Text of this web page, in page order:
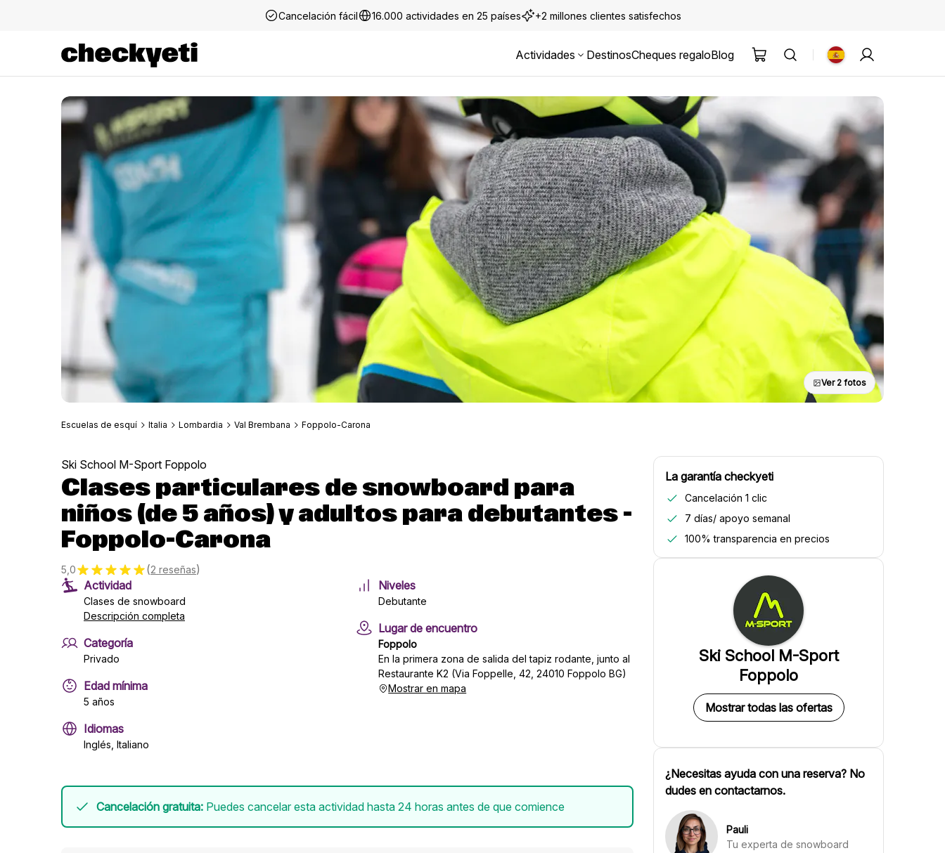
Cancelación fácil 16.000 actividades en 25 países +2 millones clientes satisfechos
Actividades DestinosCheques regaloBlog
Ver 2 fotos
Escuelas de esquí Italia Lombardia Val Brembana Foppolo-Carona
Ski School M-Sport Foppolo
Clases particulares de snowboard para
niños (de 5 años) y adultos para debutantes -
Foppolo-Carona
5,0 (2 reseñas)
Actividad
Clases de snowboard
Descripción completa
Categoría
Privado
Edad mínima
5 años
Idiomas
Inglés, Italiano
Niveles
Debutante
Lugar de encuentro
Foppolo
En la primera zona de salida del tapiz rodante, junto al
Restaurante K2 (Via Foppelle, 42, 24010 Foppolo BG)
Mostrar en mapa
Cancelación gratuita: Puedes cancelar esta actividad hasta 24 horas antes de que comience
La garantía checkyeti
Cancelación 1 clic
7 días/ apoyo semanal
100% transparencia en precios
Ski School M-Sport
Foppolo
Mostrar todas las ofertas
¿Necesitas ayuda con una reserva? No
dudes en contactarnos.
Pauli
Tu experta de snowboard